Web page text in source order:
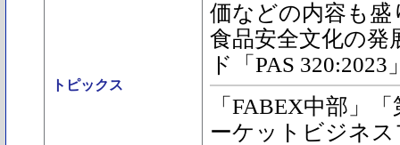
トピックス
価などの内容も盛
食品安全文化の
ド「PAS 320:2023
「FABEX中部」
ーケットビジネ